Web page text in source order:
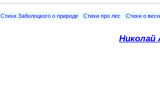
Стихи Заболоцкого о природе Стихи про лес Стихи о
Николай